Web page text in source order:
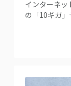
インターネッ
の「10ギガ